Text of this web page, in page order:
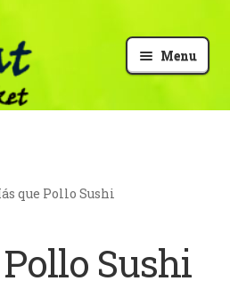
Menu
que Pollo Sushi
Sushi